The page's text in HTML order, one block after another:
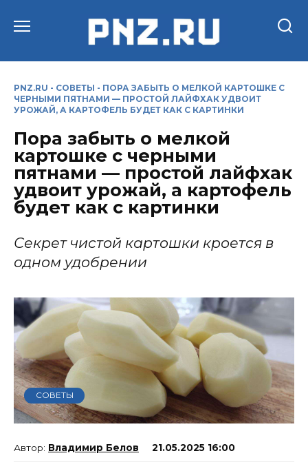
PNZ.RU - СОВЕТЫ - ПОРА ЗАБЫТЬ О МЕЛКОЙ КАРТОШКЕ С
ЧЕРНЫМИ ПЯТНАМИ — ПРОСТОЙ ЛАЙФХАК УДВОИТ
УРОЖАЙ, А КАРТОФЕЛЬ БУДЕТ КАК С КАРТИНКИ
Пора забыть о мелкой
картошке с черными
пятнами — простой лайфхак
удвоит урожай, а картофель
будет как с картинки
Секрет чистой картошки кроется в
одном удобрении
СОВЕТЫ
Владимир Белов 21.05.2025 16:00